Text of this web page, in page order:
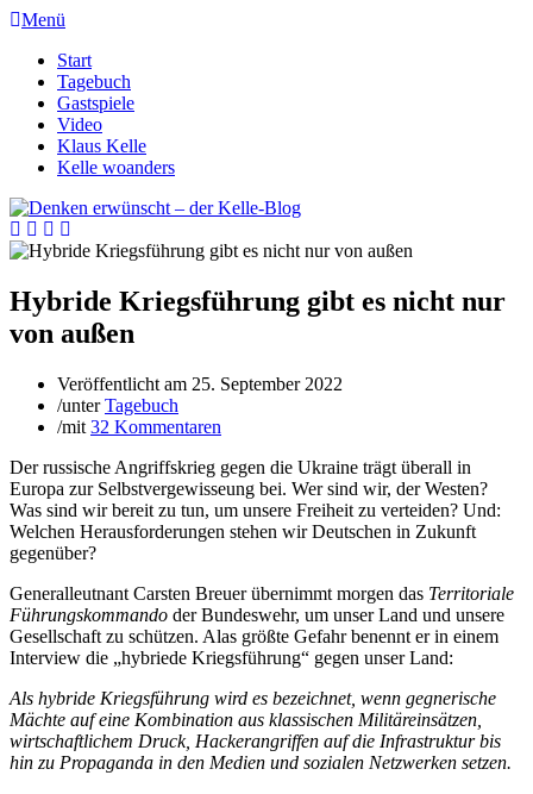
Menü
Start
Tagebuch
Gastspiele
Video
Klaus Kelle
Kelle woanders
Hybride Kriegsführung gibt es nicht nur
von außen
Veröffentlicht am 25. September 2022
/unterTagebuch
/mit 32 Kommentaren
Der russische Angriffskrieg gegen die Ukraine trägt überall in
Europa zur Selbstvergewisseung bei. Wer sind wir, der Westen?
Was sind wir bereit zu tun, um unsere Freiheit zu verteiden? Und:
Welchen Herausforderungen stehen wir Deutschen in Zukunft
gegenüber?
Generalleutnant Carsten Breuer übernimmt morgen das Territoriale
Führungskommando der Bundeswehr, um unser Land und unsere
Gesellschaft zu schützen. Alas größte Gefahr benennt er in einem
Interview die „hybriede Kriegsführung“ gegen unser Land:
Als hybride Kriegsführung wird es bezeichnet, wenn gegnerische
Mächte auf eine Kombination aus klassischen Militäreinsätzen,
wirtschaftlichem Druck, Hackerangriffen auf die Infrastruktur bis
hin zu Propaganda in den Medien und sozialen Netzwerken setzen.